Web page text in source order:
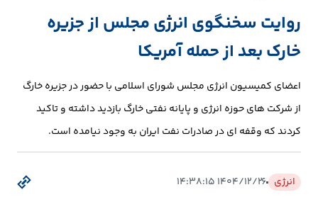
جستجو جستجو
تولید
صنعت
انرژی
بورس
روایت سخنگوی انرژی مجلس از جزیره
خارک بعد از حمله آمریکا
اعضای کمیسیون انرژی مجلس شورای اسلامی با حضور در جزیره خارگ
از شرکت های حوزه انرژی و پایانه نفتی خارگ بازدید داشته و تاکید
کردند که وقفه ای در صادرات نفت ایران به وجود نیامده است.
انرژی ۱۴۰۴/۱۲/۲۶ ۱۴:۳۸:۱۵